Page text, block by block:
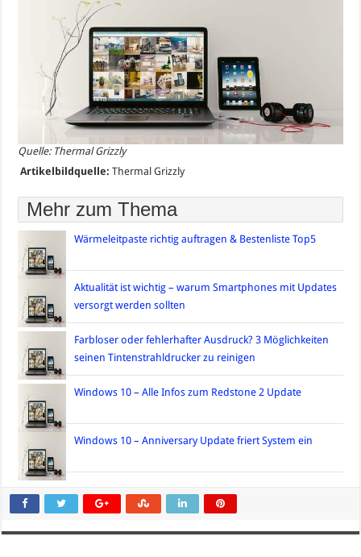
Quelle: Thermal Grizzly
Artikelbildquelle: Thermal Grizzly
Mehr zum Thema
Wärmeleitpaste richtig auftragen & Bestenliste Top5
Aktualität ist wichtig – warum Smartphones mit Updates
versorgt werden sollten
Farbloser oder fehlerhafter Ausdruck? 3 Möglichkeiten
seinen Tintenstrahldrucker zu reinigen
Windows 10 – Alle Infos zum Redstone 2 Update
Windows 10 – Anniversary Update friert System ein